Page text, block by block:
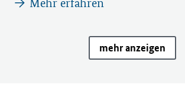
Mehr erfahren
mehr anzeigen